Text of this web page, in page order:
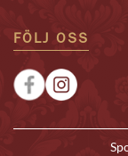
FÖLJ OSS